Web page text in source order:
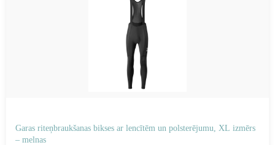
Garas riteņbraukšanas bikses ar lencītēm un polsterējumu, XL izmērs
– melnas